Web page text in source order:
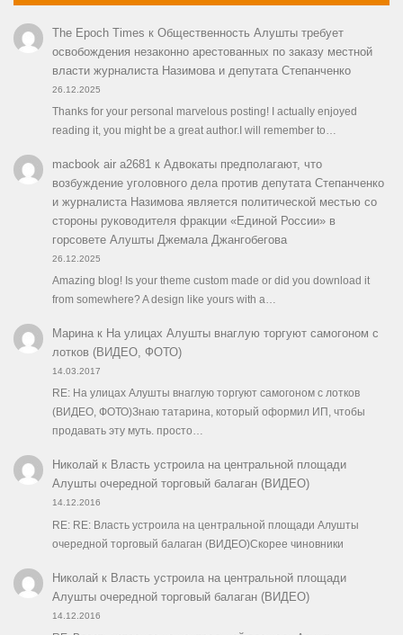
The Epoch Times к Общественность Алушты требует
освобождения незаконно арестованных по заказу местной
власти журналиста Назимова и депутата Степанченко
26.12.2025
Thanks for your personal marvelous posting! I actually enjoyed
reading it, you might be a great author.I will remember to…
macbook air a2681 к Адвокаты предполагают, что
возбуждение уголовного дела против депутата Степанченко
и журналиста Назимова является политической местью со
стороны руководителя фракции «Единой России» в
горсовете Алушты Джемала Джангобегова
26.12.2025
Amazing blog! Is your theme custom made or did you download it
from somewhere? A design like yours with a…
Маринак На улицах Алушты внаглую торгуют самогоном с
лотков (ВИДЕО, ФОТО)
14.03.2017
RE: На улицах Алушты внаглую торгуют самогоном с лотков
(ВИДЕО, ФОТО)Знаю татарина, который оформил ИП, чтобы
продавать эту муть. просто…
Николайк Власть устроила на центральной площади
Алушты очередной торговый балаган (ВИДЕО)
14.12.2016
RE: RE: Власть устроила на центральной площади Алушты
очередной торговый балаган (ВИДЕО)Скорее чиновники
Николайк Власть устроила на центральной площади
Алушты очередной торговый балаган (ВИДЕО)
14.12.2016